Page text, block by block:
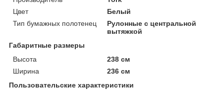
Цвет
Белый
Тип бумажных полотенец
Рулонные с центральной
вытяжкой
Габаритные размеры
Высота
238 см
Ширина
236 см
Пользовательские характеристики